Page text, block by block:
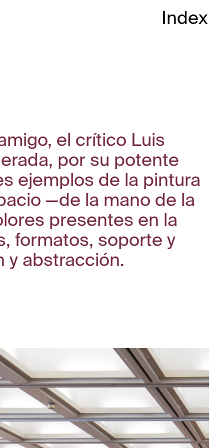
Index
el crítico Luis
por su potente
ejemplos de la pintura
—de la mano de la
presentes en la
formatos, soporte y
y abstracción.